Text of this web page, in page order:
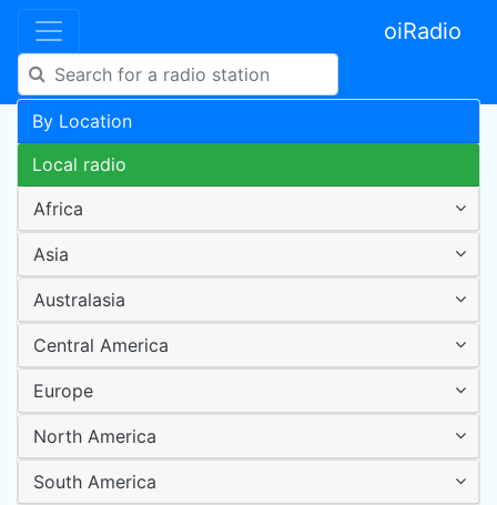
oiRadio
By Location
Local radio
Africa
Asia
Australasia
Central America
Europe
North America
South America